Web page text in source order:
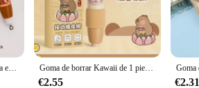
Kawaii-goma de borrar para la escuela, 1 piezas, lindo, Capybara, suministros de papelería para oficina y regalos, 2024 Goma de borrar Kawaii de 1 piezas, borrador tipo Capybara, divertido, material de papelería escolar, oficina y regalos, 2024
€2.55 €2.31